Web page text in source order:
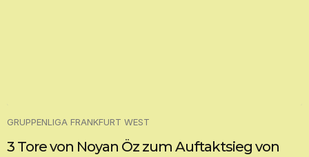
GRUPPENLIGA FRANKFURT WEST
3 Tore von Noyan Öz zum Auftaktsieg von